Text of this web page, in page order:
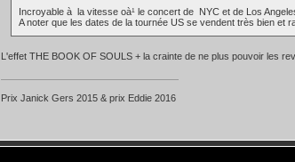
Incroyable à la vitesse oà¹ le concert de NYC et de Los
A noter que les dates de la tournée US se vendent très bien et
L'effet THE BOOK OF SOULS + la crainte de ne plus pouvoir les
Prix Janick Gers 2015 & prix Eddie 2016